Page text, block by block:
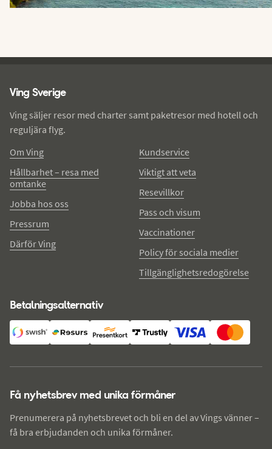
Ving Sverige
Ving säljer resor med charter samt paketresor med hotell och
reguljära flyg.
Om Ving
Hållbarhet – resa med
omtanke
Jobba hos oss
Pressrum
Därför Ving
Kundservice
Viktigt att veta
Resevillkor
Pass och visum
Vaccinationer
Policy för sociala medier
Tillgänglighetsredogörelse
Betalningsalternativ
Få nyhetsbrev med unika förmåner
Prenumerera på nyhetsbrevet och bli en del av Vings vänner –
få bra erbjudanden och unika förmåner.